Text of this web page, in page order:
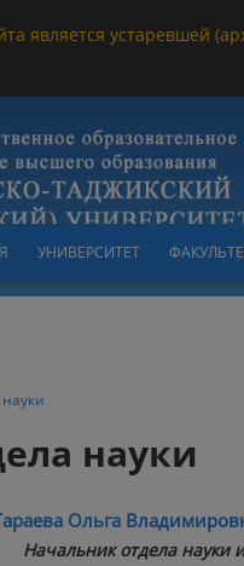
является устаревшей
УНИВЕРСИТЕТ
науки
Ольга
Начальник отдела науки